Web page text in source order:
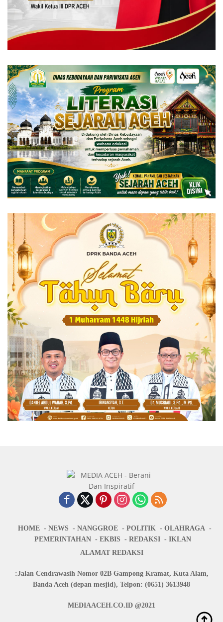
HOME NEWS NANGGROE POLITIK
OLAHRAGA
PEMERINTAHAN
EKBIS REDAKSI
IKLAN
ALAMAT REDAKSI
:Jalan Cendrawasih Nomor 02B Gampong Kramat, Kuta Alam,
Banda Aceh (depan mesjid), Telpon: (0651) 3613948
MEDIAACEH.CO.ID @2021